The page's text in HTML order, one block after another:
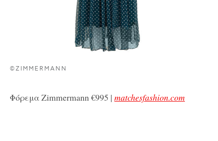
©ZIMMERMANN
Φόρεμα Zimmermann €995 | matchesfashion.com